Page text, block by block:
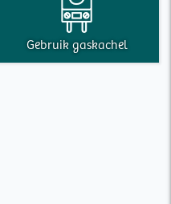
Gebruik gaskachel